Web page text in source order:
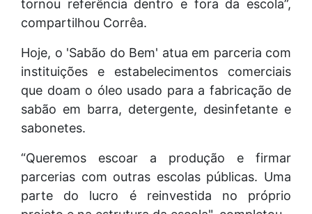
tornou referência dentro e fora da escola”,
compartilhou Corrêa.
Hoje, o 'Sabão do Bem' atua em parceria com
instituições e estabelecimentos comerciais
que doam o óleo usado para a fabricação de
sabão em barra, detergente, desinfetante e
sabonetes.
“Queremos escoar a produção e firmar
parcerias com outras escolas públicas. Uma
parte do lucro é reinvestida no próprio